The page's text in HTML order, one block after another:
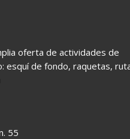
oferta de actividades de
esquí de fondo, raquetas,
55